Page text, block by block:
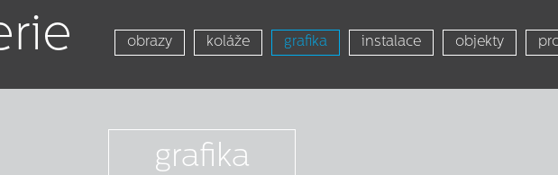
obrazy koláže grafika instalace objekty
grafika